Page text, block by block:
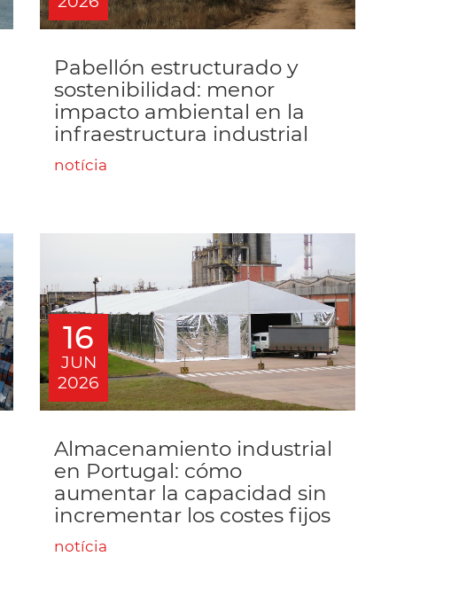
Pabellón estructurado y
sostenibilidad: menor
impacto ambiental en la
infraestructura industrial
notícia
16
JUN
2026
Almacenamiento industrial
en Portugal: cómo
aumentar la capacidad sin
incrementar los costes fijos
notícia